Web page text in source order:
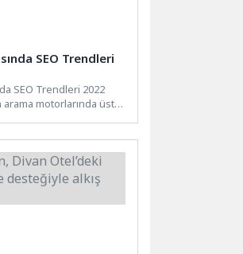
SEO Trendleri
SEO Trendleri 2022
motorlarında üst